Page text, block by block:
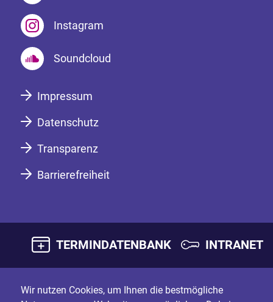
Instagram
Soundcloud
Impressum
Datenschutz
Transparenz
Barrierefreiheit
TERMINDATENBANK INTRANET
Wir nutzen Cookies, um Ihnen die bestmögliche